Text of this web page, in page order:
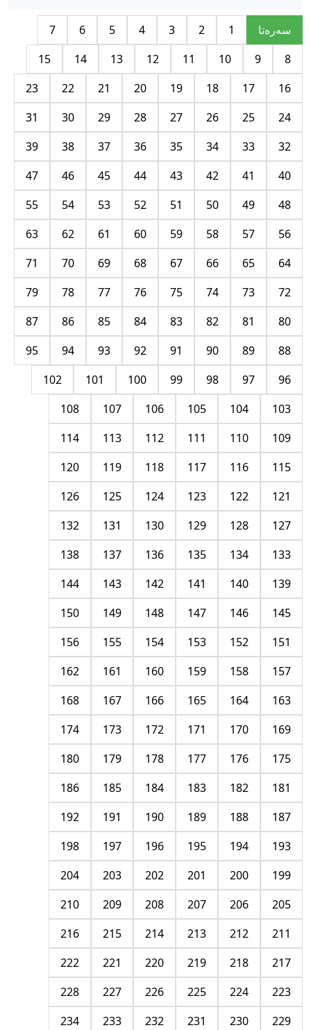
سه‌ره‌تا 1
2
3
4
5
6
7
8
9
10
11
12
13
14
15
16
17
18
19
20
21
22
23
24
25
26
27
28
29
30
31
32
33
34
35
36
37
38
39
40
41
42
43
44
45
46
47
48
49
50
51
52
53
54
55
56
57
58
59
60
61
62
63
64
65
66
67
68
69
70
71
72
73
74
75
76
77
78
79
80
81
82
83
84
85
86
87
88
89
90
91
92
93
94
95
96
97
98
99
100
101
102
103
104
105
106
107
108
109
110
111
112
113
114
115
116
117
118
119
120
121
122
123
124
125
126
127
128
129
130
131
132
133
134
135
136
137
138
139
140
141
142
143
144
145
146
147
148
149
150
151
152
153
154
155
156
157
158
159
160
161
162
163
164
165
166
167
168
169
170
171
172
173
174
175
176
177
178
179
180
181
182
183
184
185
186
187
188
189
190
191
192
193
194
195
196
197
198
199
200
201
202
203
204
205
206
207
208
209
210
211
212
213
214
215
216
217
218
219
220
221
222
223
224
225
226
227
228
229
230
231
232
233
234